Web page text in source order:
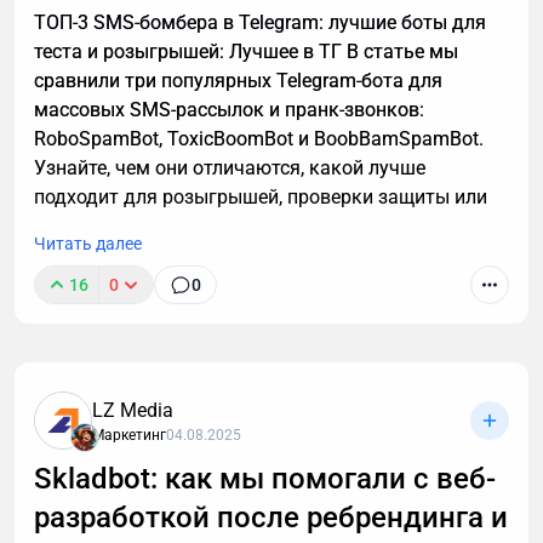
ТОП-3 SMS-бомбера в Telegram: лучшие боты для
теста и розыгрышей: Лучшее в ТГ В статье мы
сравнили три популярных Telegram-бота для
массовых SMS-рассылок и пранк-звонков:
RoboSpamBot, ToxicBoomBot и BoobBamSpamBot.
Узнайте, чем они отличаются, какой лучше
подходит для розыгрышей, проверки защиты или
использования инструментов.
Читать далее
16 0 0
LZ Media
Маркетинг04.08.2025
Skladbot: как мы помогали с веб-
разработкой после ребрендинга и